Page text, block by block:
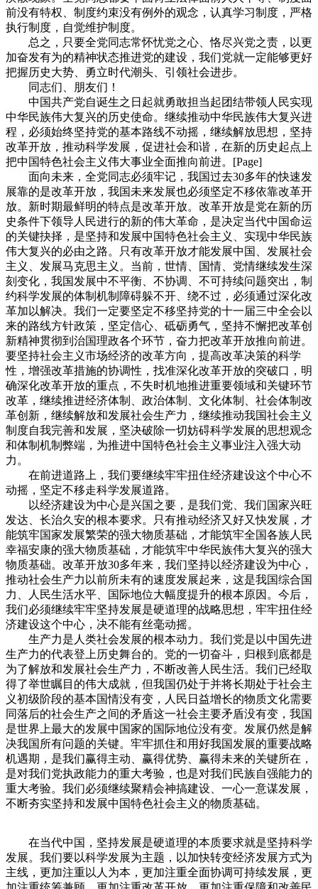
前没有特权、制度约束没有例外的观念，认真学习制度，严格
执行制度，自觉维护制度。
总之，只要全党同志常怀忧党之心、恪尽兴党之责，以更
加奋发有为的精神状态推进党的建设，我们党就一定能够更好
把握历史大势、勇立时代潮头、引领社会进步。
同志们、朋友们！
中国共产党自诞生之日起就勇敢担当起团结带领人民实现
中华民族伟大复兴的历史使命。继续推动中华民族伟大复兴进
程，必须始终坚持党的基本路线不动摇，继续解放思想，坚持
改革开放，推动科学发展，促进社会和谐，在新的历史起点上
把中国特色社会主义伟大事业全面推向前进。[Page]
面向未来，全党同志必须牢记，我国过去30多年的快速发
展靠的是改革开放，我国未来发展也必须坚定不移依靠改革开
放。新时期最鲜明的特点是改革开放。改革开放是党在新的历
史条件下领导人民进行的新的伟大革命，是决定当代中国命运
的关键抉择，是坚持和发展中国特色社会主义、实现中华民族
伟大复兴的必由之路。只有改革开放才能发展中国、发展社会
主义、发展马克思主义。当前，世情、国情、党情继续发生深
刻变化，我国发展中不平衡、不协调、不可持续问题突出，制
约科学发展的体制机制障碍躲不开、绕不过，必须通过深化改
革加以解决。我们一定要坚定不移坚持党的十一届三中全会以
来的路线方针政策，坚定信心、砥砺勇气，坚持不懈把改革创
新精神贯彻到治国理政各个环节，奋力把改革开放推向前进。
要坚持社会主义市场经济的改革方向，提高改革决策的科学
性，增强改革措施的协调性，找准深化改革开放的突破口，明
确深化改革开放的重点，不失时机地推进重要领域和关键环节
改革，继续推进经济体制、政治体制、文化体制、社会体制改
革创新，继续解放和发展社会生产力，继续推动我国社会主义
制度自我完善和发展，坚决破除一切妨碍科学发展的思想观念
和体制机制弊端，为推进中国特色社会主义事业注入强大动
力。
在前进道路上，我们要继续牢牢扭住经济建设这个中心不
动摇，坚定不移走科学发展道路。
以经济建设为中心是兴国之要，是我们党、我们国家兴旺
发达、长治久安的根本要求。只有推动经济又好又快发展，才
能筑牢国家发展繁荣的强大物质基础，才能筑牢全国各族人民
幸福安康的强大物质基础，才能筑牢中华民族伟大复兴的强大
物质基础。改革开放30多年来，我们坚持以经济建设为中心，
推动社会生产力以前所未有的速度发展起来，这是我国综合国
力、人民生活水平、国际地位大幅度提升的根本原因。今后，
我们必须继续牢牢坚持发展是硬道理的战略思想，牢牢扭住经
济建设这个中心，决不能有丝毫动摇。
生产力是人类社会发展的根本动力。我们党是以中国先进
生产力的代表登上历史舞台的。党的一切奋斗，归根到底都是
为了解放和发展社会生产力，不断改善人民生活。我们已经取
得了举世瞩目的伟大成就，但我国仍处于并将长期处于社会主
义初级阶段的基本国情没有变，人民日益增长的物质文化需要
同落后的社会生产之间的矛盾这一社会主要矛盾没有变，我国
是世界上最大的发展中国家的国际地位没有变。发展仍然是解
决我国所有问题的关键。牢牢抓住和用好我国发展的重要战略
机遇期，是我们赢得主动、赢得优势、赢得未来的关键所在，
是对我们党执政能力的重大考验，也是对我们民族自强能力的
重大考验。我们必须继续聚精会神搞建设、一心一意谋发展，
不断夯实坚持和发展中国特色社会主义的物质基础。
在当代中国，坚持发展是硬道理的本质要求就是坚持科学
发展。我们要以科学发展为主题，以加快转变经济发展方式为
主线，更加注重以人为本，更加注重全面协调可持续发展，更